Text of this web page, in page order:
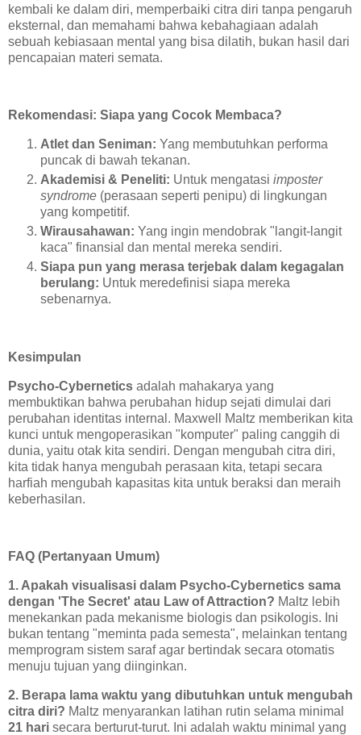
kembali ke dalam diri, memperbaiki citra diri tanpa pengaruh
eksternal, dan memahami bahwa kebahagiaan adalah
sebuah kebiasaan mental yang bisa dilatih, bukan hasil dari
pencapaian materi semata.
Rekomendasi: Siapa yang Cocok Membaca?
Atlet dan Seniman: Yang membutuhkan performa
puncak di bawah tekanan.
Akademisi & Peneliti: Untuk mengatasi imposter
syndrome (perasaan seperti penipu) di lingkungan
yang kompetitif.
Wirausahawan: Yang ingin mendobrak "langit-langit
kaca" finansial dan mental mereka sendiri.
Siapa pun yang merasa terjebak dalam kegagalan
berulang: Untuk meredefinisi siapa mereka
sebenarnya.
Kesimpulan
Psycho-Cybernetics adalah mahakarya yang
membuktikan bahwa perubahan hidup sejati dimulai dari
perubahan identitas internal. Maxwell Maltz memberikan kita
kunci untuk mengoperasikan "komputer" paling canggih di
dunia, yaitu otak kita sendiri. Dengan mengubah citra diri,
kita tidak hanya mengubah perasaan kita, tetapi secara
harfiah mengubah kapasitas kita untuk beraksi dan meraih
keberhasilan.
FAQ (Pertanyaan Umum)
1. Apakah visualisasi dalam Psycho-Cybernetics sama
dengan 'The Secret' atau Law of Attraction? Maltz lebih
menekankan pada mekanisme biologis dan psikologis. Ini
bukan tentang "meminta pada semesta", melainkan tentang
memprogram sistem saraf agar bertindak secara otomatis
menuju tujuan yang diinginkan.
2. Berapa lama waktu yang dibutuhkan untuk mengubah
citra diri? Maltz menyarankan latihan rutin selama minimal
21 hari secara berturut-turut. Ini adalah waktu minimal yang